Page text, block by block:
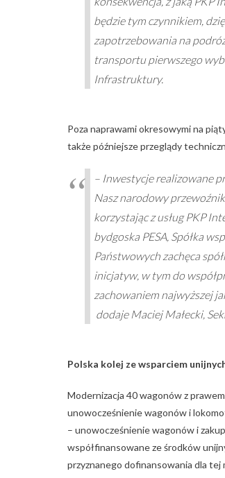
będzie tym czynnikiem,
zapotrzebowania na
transportu pierwszego
Infrastruktury.
Poza naprawami okresowymi na
także późniejsze przeglądy
– Inwestycje realizowane
Nasz narodowy
korzystając z usług PKP
bydgoska PESA, Spółka
Państwowych zachęca
inicjatyw, w tym do
zachowaniem najwyższej
dodaje Maciej Małecki,
Polska kolej ze wsparciem
Modernizacja 40 wagonów z
unowocześnienie wagonów i
– unowocześnienie wagonów i
współfinansowane ze środków
przyznanego dofinansowania dla tej